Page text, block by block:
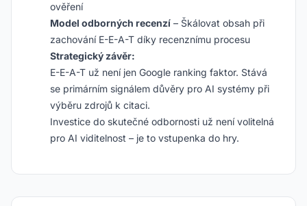
ověření
Model odborných recenzí – Škálovat obsah při
zachování E-E-A-T díky recenznímu procesu
Strategický závěr:
E-E-A-T už není jen Google ranking faktor. Stává
se primárním signálem důvěry pro AI systémy při
výběru zdrojů k citaci.
Investice do skutečné odbornosti už není volitelná
pro AI viditelnost – je to vstupenka do hry.